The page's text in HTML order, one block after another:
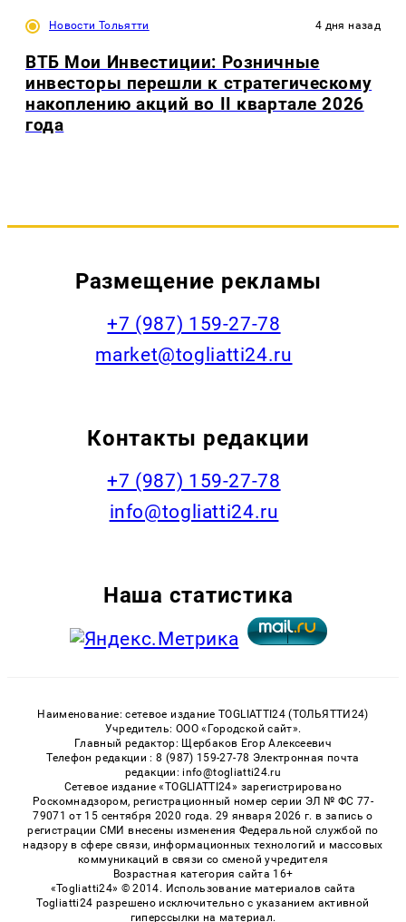
Новости Тольятти 4 дня назад
ВТБ Мои Инвестиции: Розничные
инвесторы перешли к стратегическому
накоплению акций во II квартале 2026
года
Размещение рекламы
+7 (987) 159-27-78
market@togliatti24.ru
Контакты редакции
+7 (987) 159-27-78
info@togliatti24.ru
Наша статистика
Наименование: сетевое издание TOGLIATTI24 (ТОЛЬЯТТИ24)
Учредитель: ООО «Городской сайт».
Главный редактор: Щербаков Егор Алексеевич
Телефон редакции : 8 (987) 159-27-78 Электронная почта
редакции: info@togliatti24.ru
Сетевое издание «TOGLIATTI24» зарегистрировано
Роскомнадзором, регистрационный номер серии ЭЛ № ФС 77-
79071 от 15 сентября 2020 года. 29 января 2026 г. в запись о
регистрации СМИ внесены изменения Федеральной службой по
надзору в сфере связи, информационных технологий и массовых
коммуникаций в связи со сменой учредителя
Возрастная категория сайта 16+
«Togliatti24» © 2014. Использование материалов сайта
Togliatti24 разрешено исключительно с указанием активной
гиперссылки на материал.